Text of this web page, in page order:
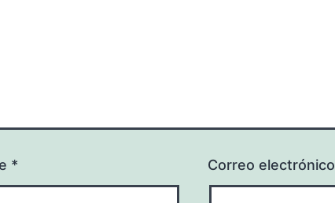
* Correo electrónico